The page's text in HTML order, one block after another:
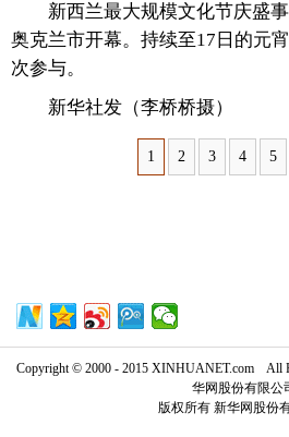
新华电视中文 新华电
新西兰最大规模文化节庆盛事
奥克兰市开幕。持续至17日的元
次参与。
新华社发（李桥桥摄）
1 2 3 4 5
Copyright © 2000 - 2015 XINHUANET.com
华网股份有限公
版权所有 新华网股份